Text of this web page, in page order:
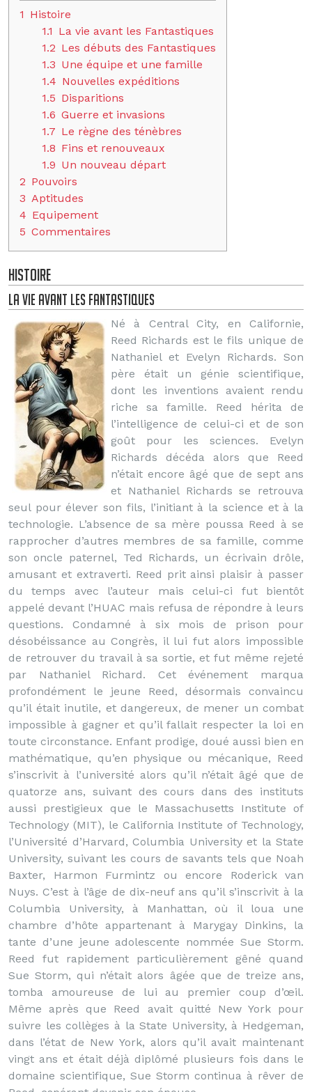
1 Histoire
1.1 La vie avant les Fantastiques
1.2 Les débuts des Fantastiques
1.3 Une équipe et une famille
1.4 Nouvelles expéditions
1.5 Disparitions
1.6 Guerre et invasions
1.7 Le règne des ténèbres
1.8 Fins et renouveaux
1.9 Un nouveau départ
2 Pouvoirs
3 Aptitudes
4 Equipement
5 Commentaires
Histoire
La vie avant les Fantastiques
Né à Central City, en Californie,
Reed Richards est le fils unique de
Nathaniel et Evelyn Richards. Son
père était un génie scientifique,
dont les inventions avaient rendu
riche sa famille. Reed hérita de
l’intelligence de celui-ci et de son
goût pour les sciences. Evelyn
Richards décéda alors que Reed
n’était encore âgé que de sept ans
et Nathaniel Richards se retrouva
seul pour élever son fils, l’initiant à la science et à la
technologie. L’absence de sa mère poussa Reed à se
rapprocher d’autres membres de sa famille, comme
son oncle paternel, Ted Richards, un écrivain drôle,
amusant et extraverti. Reed prit ainsi plaisir à passer
du temps avec l’auteur mais celui-ci fut bientôt
appelé devant l’HUAC mais refusa de répondre à leurs
questions. Condamné à six mois de prison pour
désobéissance au Congrès, il lui fut alors impossible
de retrouver du travail à sa sortie, et fut même rejeté
par Nathaniel Richard. Cet événement marqua
profondément le jeune Reed, désormais convaincu
qu’il était inutile, et dangereux, de mener un combat
impossible à gagner et qu’il fallait respecter la loi en
toute circonstance. Enfant prodige, doué aussi bien en
mathématique, qu’en physique ou mécanique, Reed
s’inscrivit à l’université alors qu’il n’était âgé que de
quatorze ans, suivant des cours dans des instituts
aussi prestigieux que le Massachusetts Institute of
Technology (MIT), le California Institute of Technology,
l’Université d’Harvard, Columbia University et la State
University, suivant les cours de savants tels que Noah
Baxter, Harmon Furmintz ou encore Roderick van
Nuys. C’est à l’âge de dix-neuf ans qu’il s’inscrivit à la
Columbia University, à Manhattan, où il loua une
chambre d’hôte appartenant à Marygay Dinkins, la
tante d’une jeune adolescente nommée Sue Storm.
Reed fut rapidement particulièrement gêné quand
Sue Storm, qui n’était alors âgée que de treize ans,
tomba amoureuse de lui au premier coup d’œil.
Même après que Reed avait quitté New York pour
suivre les collèges à la State University, à Hedgeman,
dans l’état de New York, alors qu’il avait maintenant
vingt ans et était déjà diplômé plusieurs fois dans le
domaine scientifique, Sue Storm continua à rêver de